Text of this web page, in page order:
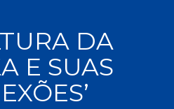
DA
E SUAS